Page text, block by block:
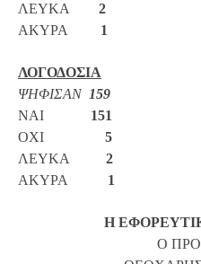
ΛΕΥΚΑ 2
ΑΚΥΡΑ 1
ΛΟΓΟΔΟΣΙΑ
ΨΗΦΙΣΑΝ 159
ΝΑΙ 151
ΟΧΙ 5
ΛΕΥΚΑ 2
ΑΚΥΡΑ 1
Η
Ο